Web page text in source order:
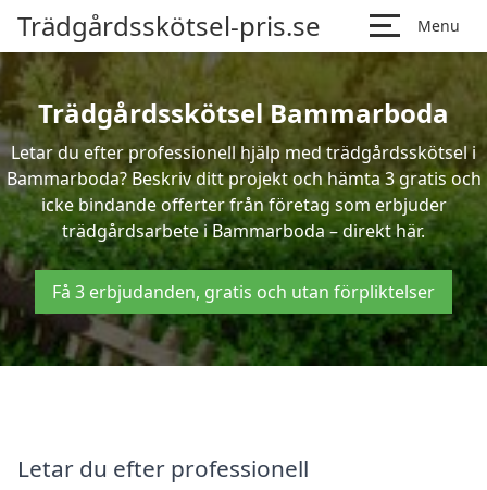
Trädgårdsskötsel-pris.se Menu
Trädgårdsskötsel Bammarboda
Letar du efter professionell hjälp med trädgårdsskötsel i
Bammarboda? Beskriv ditt projekt och hämta 3 gratis och
icke bindande offerter från företag som erbjuder
trädgårdsarbete i Bammarboda – direkt här.
Få 3 erbjudanden, gratis och utan förpliktelser
Letar du efter professionell